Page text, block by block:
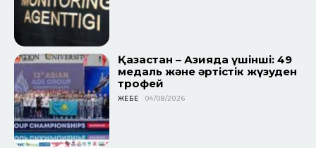
Қазақстан – Азияда үшінші: 49
медаль және әртістік жүзуден
трофей
ЖЕБЕ 04/08/2026